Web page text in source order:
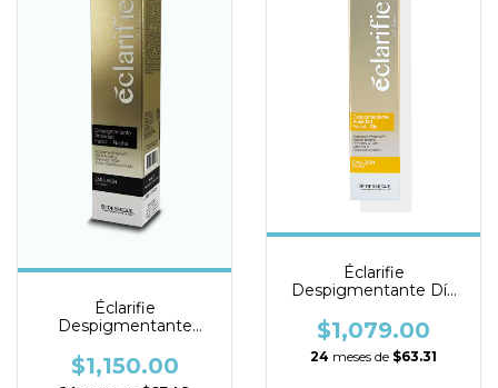
Éclarifie
Despigmentante
$1,150.00
Éclarifie
Despigmentante Día
$1,079.00
24 meses de $63.31